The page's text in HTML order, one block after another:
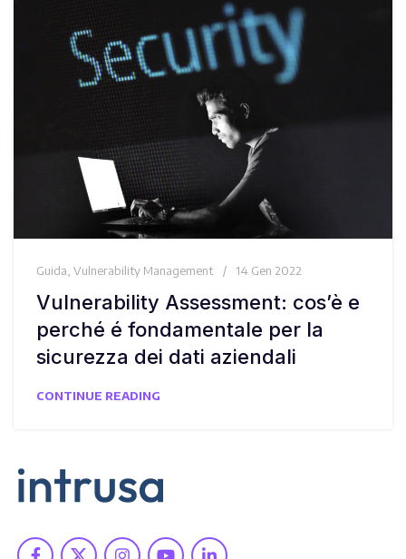
Guida Vulnerability Management 14 Gen 2022
Vulnerability Assessment: cos’è e
perché é fondamentale per la
sicurezza dei dati aziendali
CONTINUE READING